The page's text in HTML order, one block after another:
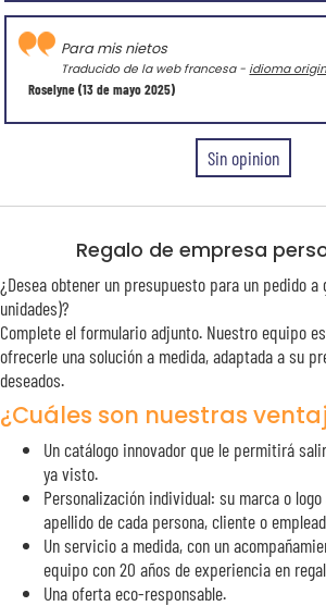
Roselyne(13 de mayo 2025)
Para mis nietos
Traducido de la web francesa - idioma
Sin opinion
Regalo de empresa
¿Desea obtener un presupuesto para un pedido a
unidades)?
Complete el formulario adjunto. Nuestro equipo
ofrecerle una solución a medida, adaptada a su
deseados.
¿Cuáles son nuestras
Un catálogo innovador que le permitirá
ya visto.
Personalización individual: su marca o
apellido de cada persona, cliente o
Un servicio a medida, con un
equipo con 20 años de experiencia en
Una oferta eco-responsable.